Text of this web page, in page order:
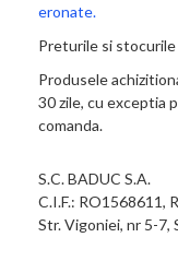
eronate.
Preturile si
Produsele
30 zile, cu exceptia
comanda.
S.C. BADUC S.A.
C.I.F.: RO1568611,
Str. Vigoniei, nr 5-